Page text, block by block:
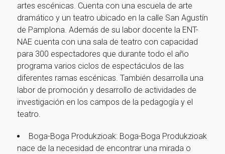
artes escénicas. Cuenta con una escuela de arte
dramático y un teatro ubicado en la calle San Agustín
de Pamplona. Además de su labor docente la ENT-
NAE cuenta con una sala de teatro con capacidad
para 300 espectadores que durante todo el año
programa varios ciclos de espectáculos de las
diferentes ramas escénicas. También desarrolla una
labor de promoción y desarrollo de actividades de
investigación en los campos de la pedagogía y el
teatro.
Boga-Boga Produkzioak: Boga-Boga Produkzioak
nace de la necesidad de encontrar una mirada o